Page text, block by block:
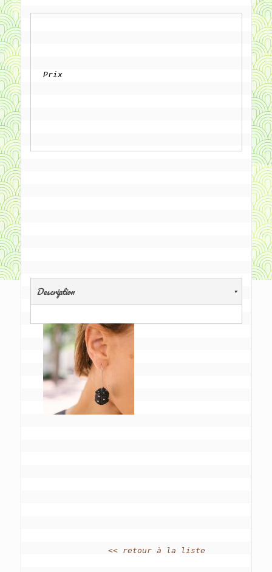
Prix
Description
<< retour à la liste